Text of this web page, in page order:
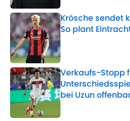
Krösche sendet
So plant
Published by on
Verkaufs-Stopp
bei Uzun